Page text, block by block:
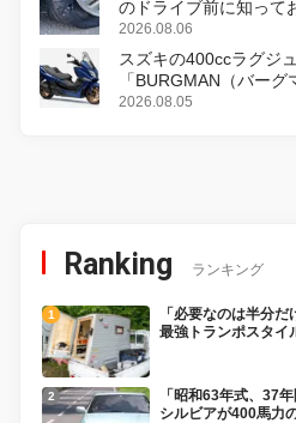
のドライブ前に知って
2026.08.06
スズキの400ccラグジ
「BURGMAN（バーグ
変更し、8月18日に発売
2026.08.05
Ranking ランキング
「必要なのは半分
最強トランポスタイ
「昭和63年式、37
シルビアが400馬力